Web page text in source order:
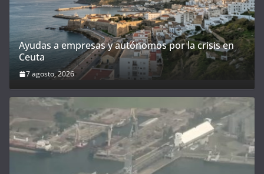
Ayudas a empresas y autónomos por la crisis en
Ceuta
7 agosto, 2026